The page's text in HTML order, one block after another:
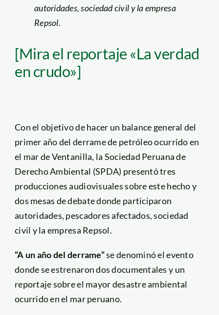
autoridades, sociedad civil y la empresa
Repsol.
[Mira el reportaje «La verdad
en crudo»]
Con el objetivo de hacer un balance general del
primer año del derrame de petróleo ocurrido en
el mar de Ventanilla, la Sociedad Peruana de
Derecho Ambiental (SPDA) presentó tres
producciones audiovisuales sobre este hecho y
dos mesas de debate donde participaron
autoridades, pescadores afectados, sociedad
civil y la empresa Repsol.
“A un año del derrame”se denominó el evento
donde se estrenaron dos documentales y un
reportaje sobre el mayor desastre ambiental
ocurrido en el mar peruano.